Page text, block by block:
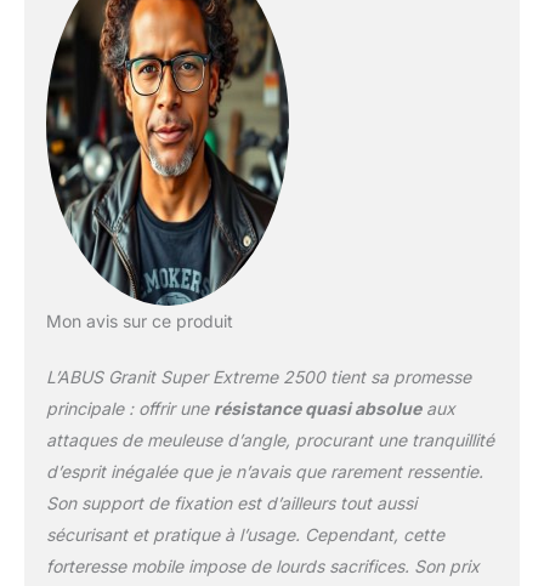
supplémentaire
Résistance polyvalente :
la technologie ABUS
Power Cell protège
contre les chocs et
l'accès – Le cylindre
ABUS XPlus offre une
haute protection contre
les manipulations
Mon avis sur ce produit
L’ABUS Granit Super Extreme 2500 tient sa promesse
principale : offrir une résistance quasi absolueaux
attaques de meuleuse d’angle, procurant une tranquillité
d’esprit inégalée que je n’avais que rarement ressentie.
Son support de fixation est d’ailleurs tout aussi
sécurisant et pratique à l’usage. Cependant, cette
forteresse mobile impose de lourds sacrifices. Son prix